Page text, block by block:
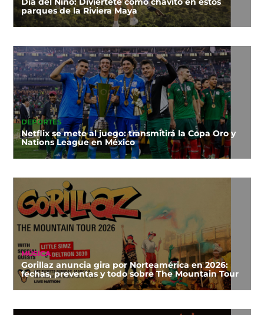
parques de la Riviera Maya
DEPORTES
Netflix se mete al juego: transmitirá la Copa Oro y
Nations League en México
MÚSICA
Gorillaz anuncia gira por Norteamérica en 2026:
fechas, preventas y todo sobre The Mountain Tour